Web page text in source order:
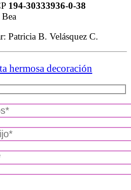
194-30333936-0-38
B. Velásquez C.
hermosa decoración